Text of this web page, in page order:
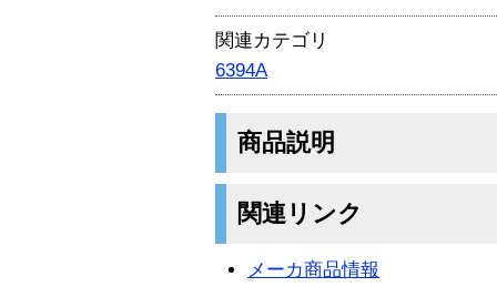
関連カテゴリ
6394A
商品説明
関連リンク
メーカ商品情報